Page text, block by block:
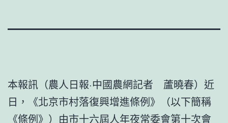
本報訊（農人日報·中國農網記者 蘆曉春）近
日，《北京市村落復興增進條例》（以下簡稱
《條例》）由市十六屆人年夜常委會第十次會